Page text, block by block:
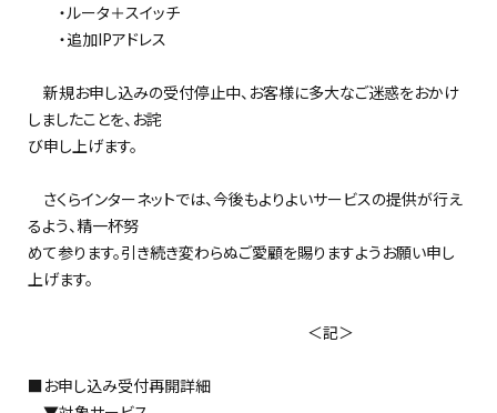
・ルータ＋スイッチ
・追加IPアドレス
新規お申し込みの受付停止中、お客様に多大なご迷惑をおかけ
しましたことを、お詫
び申し上げます。
さくらインターネットでは、今後もよりよいサービスの提供が行え
るよう、精一杯努
めて参ります。引き続き変わらぬご愛顧を賜りますようお願い申し
上げます。
＜記＞
■お申し込み受付再開詳細